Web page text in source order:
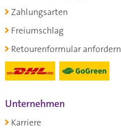
Zahlungsarten
Freiumschlag
Retourenformular anfordern
Unternehmen
Karriere